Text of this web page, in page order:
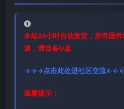
本站24小时自动发货，所有固
退，请自备U盘
→→→点击此处进社区交流
温馨提示：